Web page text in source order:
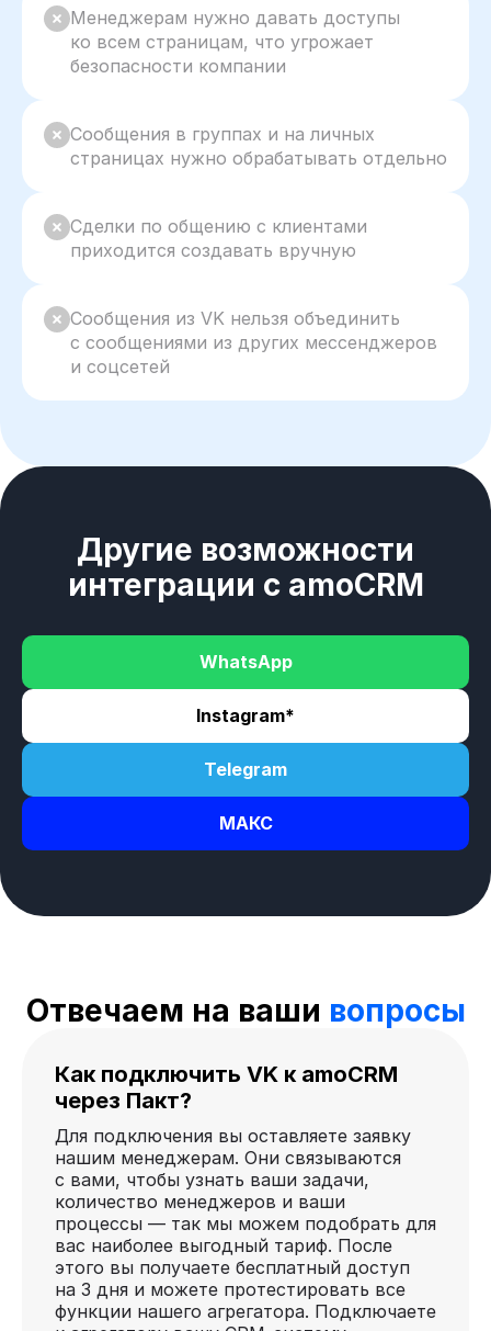
Менеджерам нужно давать доступы
ко всем страницам, что угрожает
безопасности компании
Сообщения в группах и на личных
страницах нужно обрабатывать отдельно
Сделки по общению с клиентами
приходится создавать вручную
Сообщения из VK нельзя объединить
с сообщениями из других мессенджеров
и соцсетей
Другие возможности
интеграции с amoCRM
WhatsApp
Instagram*
Telegram
МАКС
Отвечаем на ваши вопросы
Как подключить VK к amoCRM
через Пакт?
Для подключения вы оставляете заявку
нашим менеджерам. Они связываются
с вами, чтобы узнать ваши задачи,
количество менеджеров и ваши
процессы — так мы можем подобрать для
вас наиболее выгодный тариф. После
этого вы получаете бесплатный доступ
на 3 дня и можете протестировать все
функции нашего агрегатора. Подключаете